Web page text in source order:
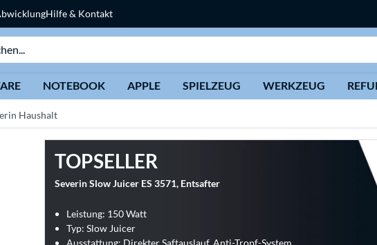
Hilfe & Kontakt
NOTEBOOK APPLE SPIELZEUG WERKZEUG
Haushalt
TOPSELLER
Severin Slow Juicer ES 3571, Entsafter
Leistung: 150 Watt
Typ: Slow Juicer